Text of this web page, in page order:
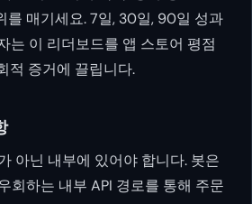
를 매기세요. 7일, 30일, 90일 성과
는 이 리더보드를 앱 스토어 평점
적 증거에 끌립니다.
아닌 내부에 있어야 합니다. 봇은
회하는 내부 API 경로를 통해 주문